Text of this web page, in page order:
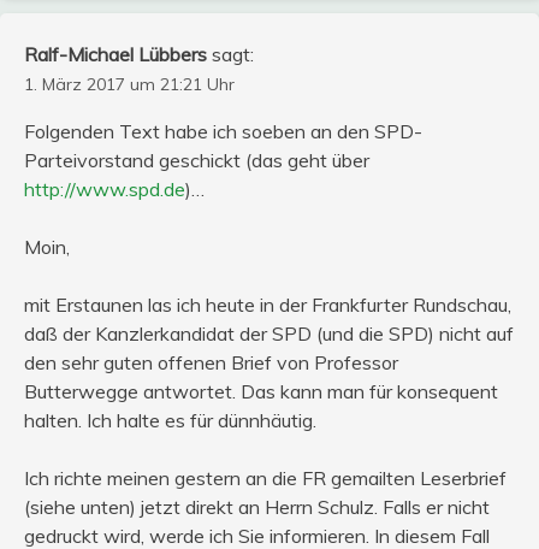
Ralf-Michael Lübbers sagt:
1. März 2017 um 21:21 Uhr
Folgenden Text habe ich soeben an den SPD-
Parteivorstand geschickt (das geht über
http://www.spd.de)…
Moin,
mit Erstaunen las ich heute in der Frankfurter Rundschau,
daß der Kanzlerkandidat der SPD (und die SPD) nicht auf
den sehr guten offenen Brief von Professor
Butterwegge antwortet. Das kann man für konsequent
halten. Ich halte es für dünnhäutig.
Ich richte meinen gestern an die FR gemailten Leserbrief
(siehe unten) jetzt direkt an Herrn Schulz. Falls er nicht
gedruckt wird, werde ich Sie informieren. In diesem Fall